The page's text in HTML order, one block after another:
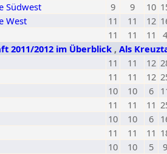
Südwest
9 9 10
West
11 11 12
11 11 11
2011/2012 im Überblick , Als
11 11 12
11 11 12
10 10 6
11 11 11
10 10 6
11 11 11
10 10 5